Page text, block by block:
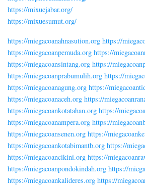
https://mixuejabar.org/
https://mixuesumut.org/
https://miegacoanahnasution.org https://
https://miegacoanpemuda.org https://
https://miegacoansintang.org https://
https://miegacoanprabumulih.org https://
https://miegacoanagung.org https://
https://miegacoanaceh.org https://
https://miegacoankotatahan.org https://
https://miegacoanampera.org https://
https://miegacoansenen.org https://
https://miegacoankotabimantb.org https://
https://miegacoancikini.org https://
https://miegacoanpondokindah.org https://
https://miegacoankalideres.org https://